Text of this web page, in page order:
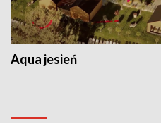
Aqua jesień